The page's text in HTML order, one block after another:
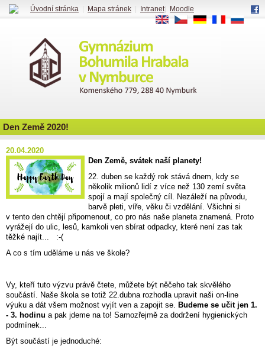
Den Země 2020!
20.04.2020
Den Země, svátek naší planety!
22. duben se každý rok stává dnem, kdy se
několik milionů lidí z více než 130 zemí světa
spojí a mají společný cíl. Nezáleží na původu,
barvě pleti, víře, věku či vzdělání. Všichni si
v tento den chtějí připomenout, co pro nás naše planeta znamená. Proto
vyrážejí do ulic, lesů, kamkoli ven sbírat odpadky, které není zas tak
těžké najít... :-(
A co s tím uděláme u nás ve škole?
Vy, kteří tuto výzvu právě čtete, můžete být něčeho tak skvělého
součástí. Naše škola se totiž 22.dubna rozhodla upravit naši on-line
výuku a dát všem možnost vyjít ven a zapojit se. Budeme se učit jen 1.
- 3. hodinu a pak jdeme na to! Samozřejmě za dodržení hygienických
podmínek...
Být součástí je jednoduché:
Úvodní stránka Mapa stránek Intranet|
Moodle
EN
CS DE FR RU